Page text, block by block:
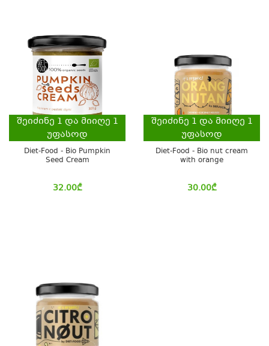
შეიძინე 1 და მიიღე 1
უფასოდ
Diet-Food - Bio Pumpkin
Seed Cream
32.00₾
შეიძინე 1 და მიიღე 1
უფასოდ
Diet-Food - Bio nut cream
with orange
30.00₾